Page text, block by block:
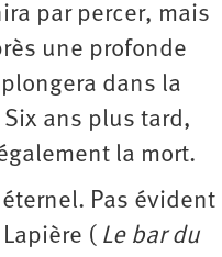
par percer, mais
une profonde
dans la
ans plus tard,
la mort.
Pas évident
( Le bar du